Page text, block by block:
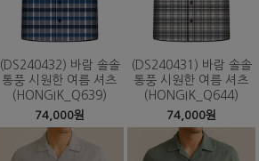
(DS240432) 바람 솔솔
통풍 시원한 여름 셔츠
(HONGIK_Q639)
74,000원
(DS240431) 바람 솔솔
통풍 시원한 여름 셔츠
(HONGIK_Q644)
74,000원